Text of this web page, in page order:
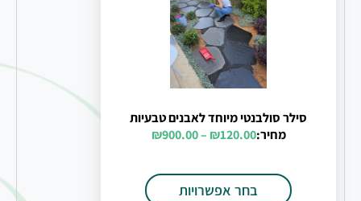
סילר סולבנטי מיוחד לאבנים טבעיות
מחיר:
₪120.00
–
₪900.00
בחר אפשרויות